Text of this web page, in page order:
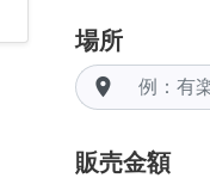
場所
room
販売金額